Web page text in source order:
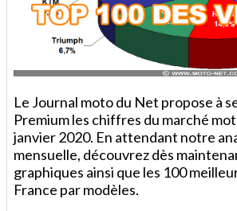
Le Journal moto du Net propose à
Premium les chiffres du marché
janvier 2020. En attendant notre
mensuelle, découvrez dès
graphiques ainsi que les 100
France par modèles.